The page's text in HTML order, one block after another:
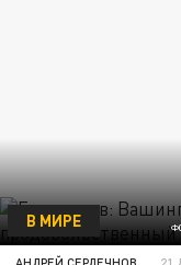
В МИРЕ
АНДРЕЙ СЕРДЕЧНОВ 21